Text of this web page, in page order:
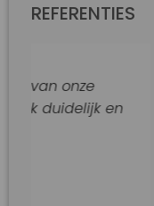
REFERENTIES
en